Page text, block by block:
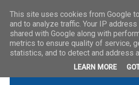
This site uses cookies from Google
and to analyze traffic. Your IP
shared with Google along with
metrics to ensure quality of service,
statistics, and to detect and address
LEARN MORE